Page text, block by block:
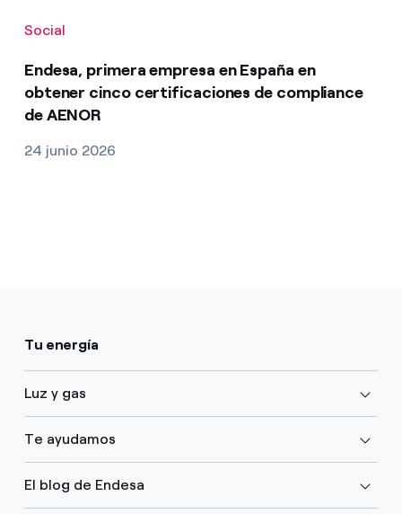
Social
Endesa, primera empresa en España en
obtener cinco certificaciones de compliance
de AENOR
24 junio 2026
Tu energía
Luz y gas
Te ayudamos
El blog de Endesa